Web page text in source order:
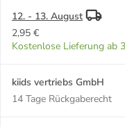
12. - 13. August
2,95 €
Kostenlose Lieferung ab
kiids vertriebs GmbH
14 Tage Rückgaberecht